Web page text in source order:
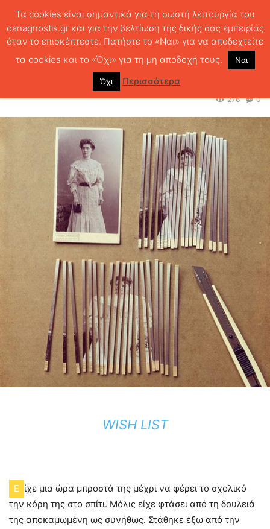
ΜΙΑ ΕΥΧΗ ΠΟΥ ΔΕΝ ΠΡΑΓΜΑΤΟΠΟΙΗΘΗΚΕ
ΠΟΤΕ
Νικόλας Σάπο
Νικόλας Σάπο
0
276
WISH LIST
Ε ίχε μια ώρα μπροστά της μέχρι να φέρει το σχολικό
την κόρη της στο σπίτι. Μόλις είχε φτάσει από τη δουλειά
της αποκαμωμένη ως συνήθως. Στάθηκε έξω από την
Τα cookies είναι σημαντικά για τη σωστή λειτουργία του
oanagnostis.gr και για την βελτίωση της δικής σας εμπειρίας
όταν το επισκέπτεστε. Πατήστε το «Ναι» για να αποδεχτείτε
τα cookies και το «Όχι» για τη μη αποδοχή τους.
Ναι
Όχι Περισσότερα